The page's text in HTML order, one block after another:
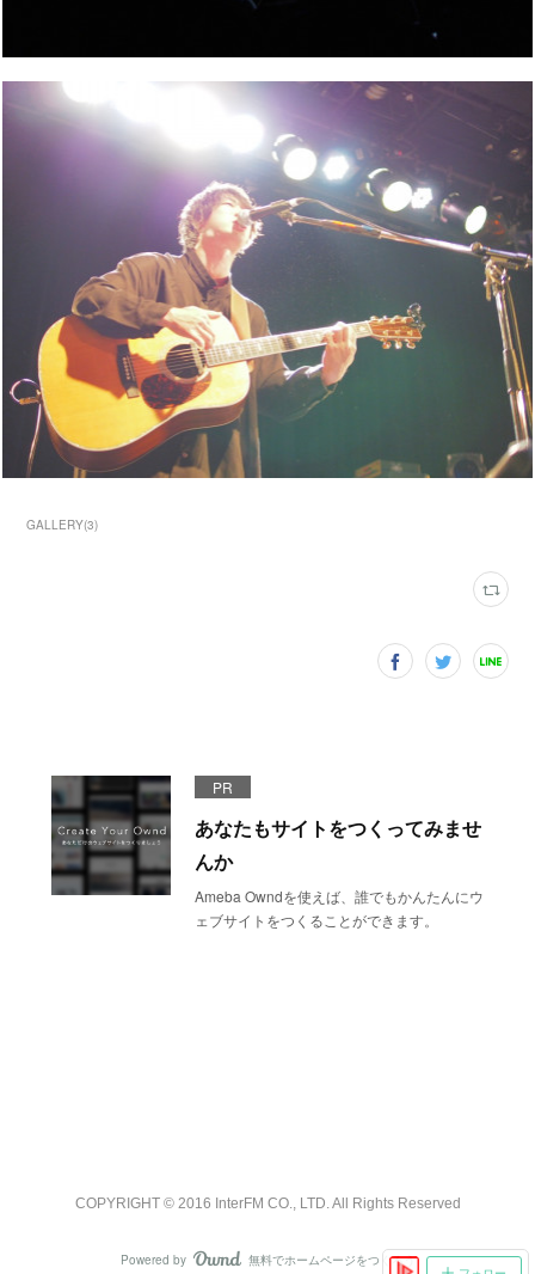
GALLERY(3)
PR
あなたもサイトをつくってみませ
んか
Ameba Owndを使えば、誰でもかんたんにウ
ェブサイトをつくることができます。
COPYRIGHT © 2016 InterFM CO., LTD. All Rights Reserved
Powered by AmebaOwnd
無料でホームページをつくろう